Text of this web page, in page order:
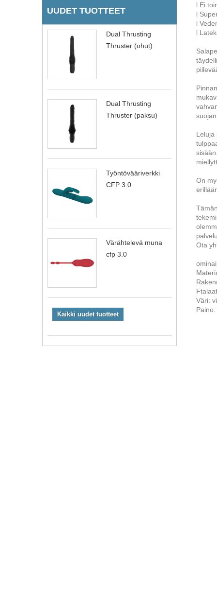
UUDET TUOTTEET
Dual Thrusting
Thruster (ohut)
Dual Thrusting
Thruster (paksu)
Työntövääriverkki
CFP 3.0
Värähtelevä muna
cfp 3.0
Kaikki uudet tuotteet
l Ei
l
l
l
Leluja
On
Ota
Väri:
Paino: